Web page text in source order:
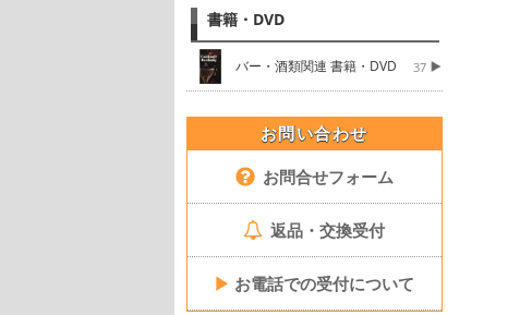
書籍・DVD
バー・酒類関連 書籍・DVD 37
お問い合わせ
お問合せフォーム
返品・交換受付
▶ お電話での受付について